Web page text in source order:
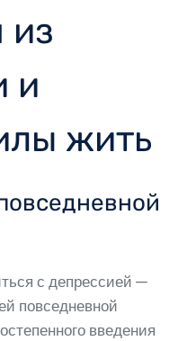
из
и
жить
с депрессией —
повседневной
введения